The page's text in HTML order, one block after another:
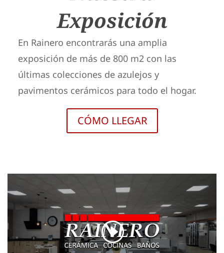
Exposición
En Rainero encontrarás una amplia
exposición de más de 800 m2 con las
últimas colecciones de azulejos y
pavimentos cerámicos para todo el hogar.
CÓMO LLEGAR